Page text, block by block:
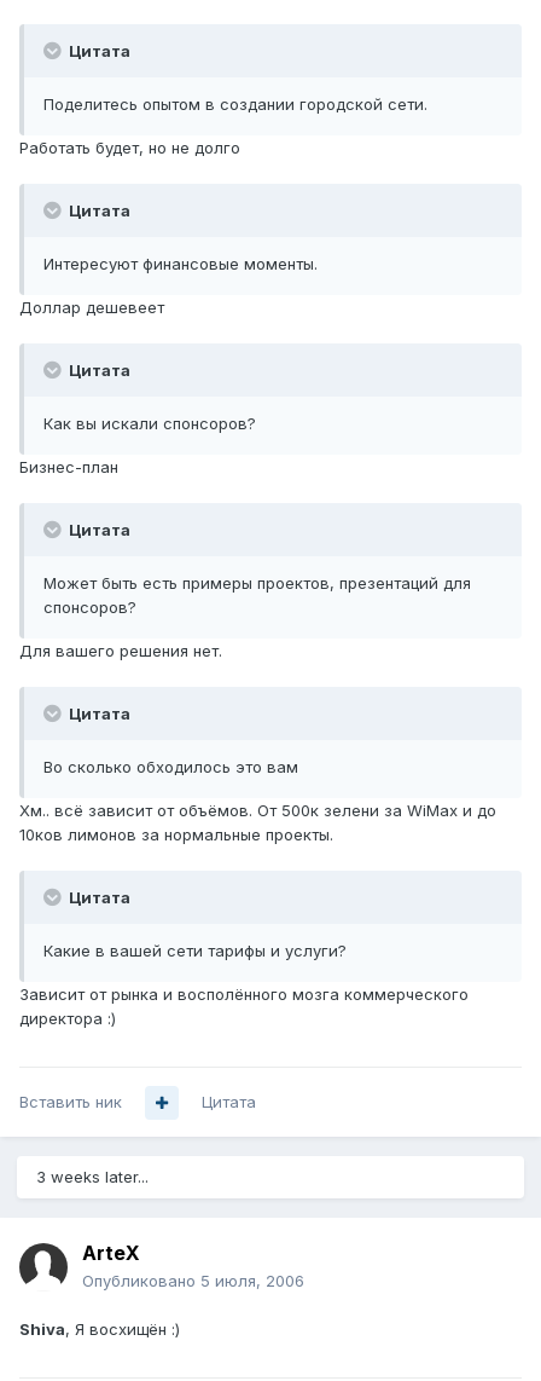
Цитата
Поделитесь опытом в создании городской сети.
Работать будет, но не долго
Цитата
Интересуют финансовые моменты.
Доллар дешевеет
Цитата
Как вы искали спонсоров?
Бизнес-план
Цитата
Может быть есть примеры проектов, презентаций для
спонсоров?
Для вашего решения нет.
Цитата
Во сколько обходилось это вам
Хм.. всё зависит от объёмов. От 500к зелени за WiMax и до
10ков лимонов за нормальные проекты.
Цитата
Какие в вашей сети тарифы и услуги?
Зависит от рынка и восполённого мозга коммерческого
директора :)
Вставить ник Цитата
3 weeks later...
ArteX
Опубликовано 5 июля, 2006
Shiva, Я восхищён :)